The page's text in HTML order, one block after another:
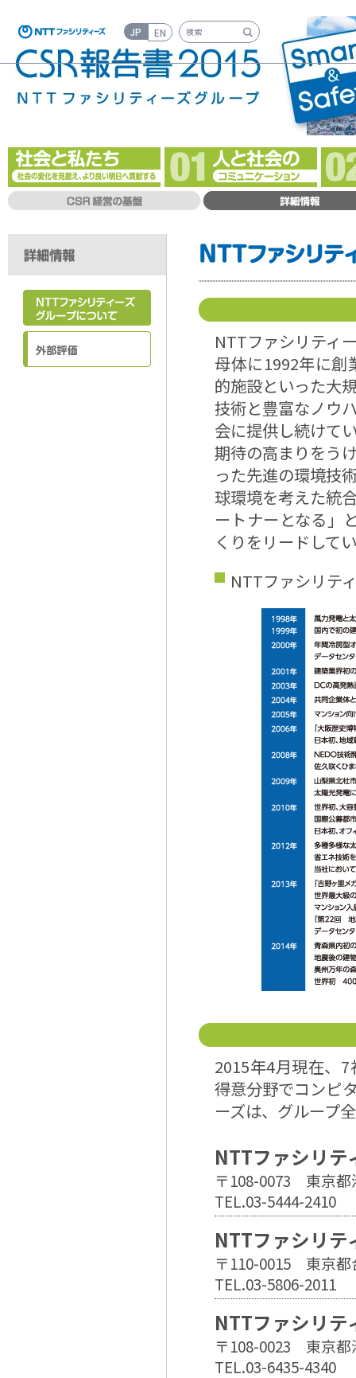
JP EN 検索キーワード入力
NTTファシリティ
母体に1992年に創
的施設といった大
技術と豊富なノウ
会に提供し続けて
期待の高まりをう
った先進の環境技
球環境を考えた統
ートナーとなる」
くりをリードして
NTTファシリテ
2015年4月現在、
得意分野でコンピ
ーズは、グループ
NTTファシリ
〒108-0073 東京
TEL.03-5444-2410
NTTファシリテ
〒110-0015 東京
TEL.03-5806-2011
NTTファシリテ
〒108-0023 東京都
TEL.03-6435-4340